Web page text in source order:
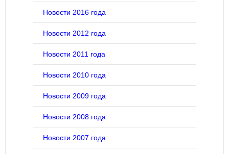
Новости 2016 года
Новости 2012 года
Новости 2011 года
Новости 2010 года
Новости 2009 года
Новости 2008 года
Новости 2007 года